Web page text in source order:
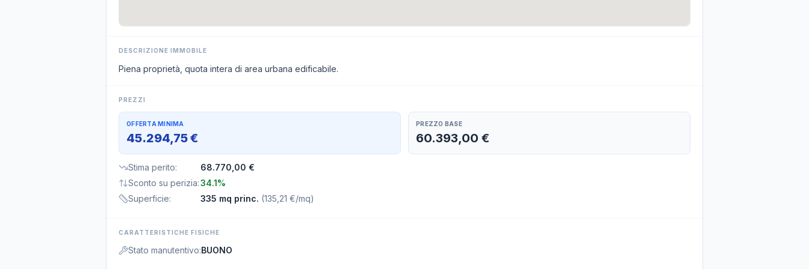
DESCRIZIONE IMMOBILE
Piena proprietà, quota intera di area urbana edificabile.
PREZZI
OFFERTA MINIMA
45.294,75 €
PREZZO BASE
60.393,00 €
Stima perito:
68.770,00 €
Sconto su perizia:34.1%
Superficie: 335 mq princ. (135,21 €/mq)
CARATTERISTICHE FISICHE
Stato manutentivo:BUONO